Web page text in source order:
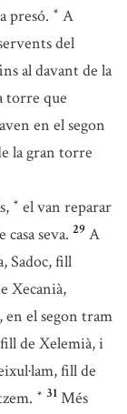
presó. * A
del
al davant de la
torre que
en el segon
la gran torre
* el van reparar
seva. 29 A
Sadoc, fill
Xecanià,
en el segon tram
de Xelemià, i
fill de
* 31 Més